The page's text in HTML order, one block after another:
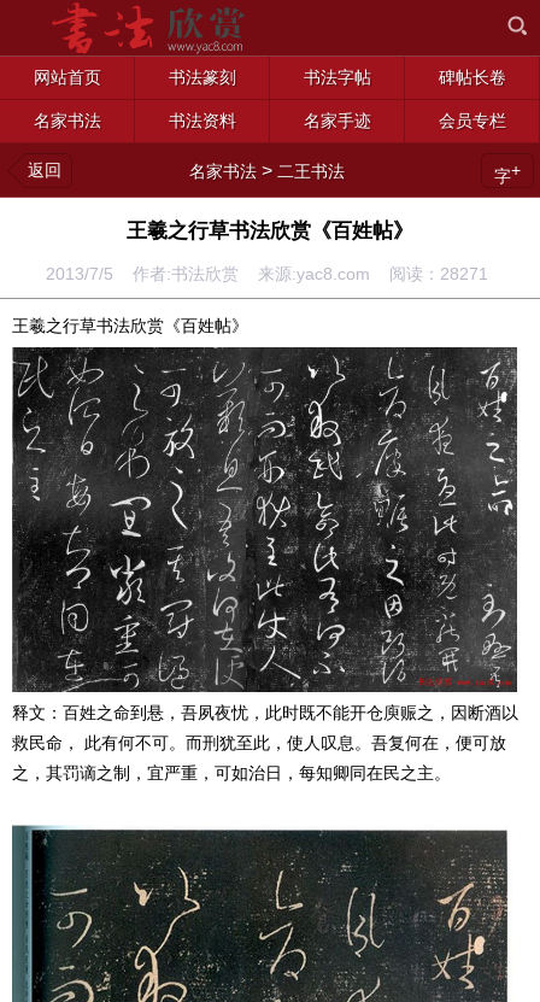
网站首页 书法篆刻 书法字帖 碑帖长卷
名家书法 书法资料 名家手迹 会员专栏
返回 名家书法 > 二王书法 字+
王羲之行草书法欣赏《百姓帖》
2013/7/5 作者:书法欣赏 来源:yac8.com 阅读： 28271
王羲之行草书法欣赏《百姓帖》
释文：百姓之命到悬，吾夙夜忧，此时既不能开仓庾赈之，因断酒以
救民命， 此有何不可。而刑犹至此，使人叹息。吾复何在，便可放
之，其罚谪之制，宜严重，可如治日，每知卿同在民之主。